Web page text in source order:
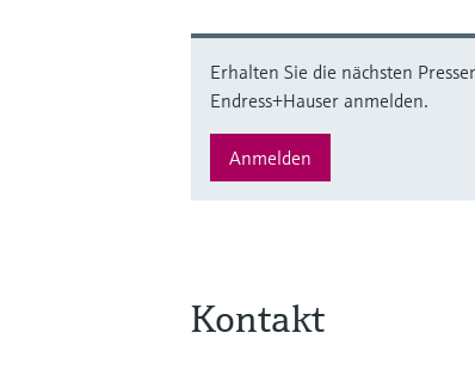
Erhalten Sie die nächsten
Endress+Hauser anmelden.
Anmelden
Kontakt